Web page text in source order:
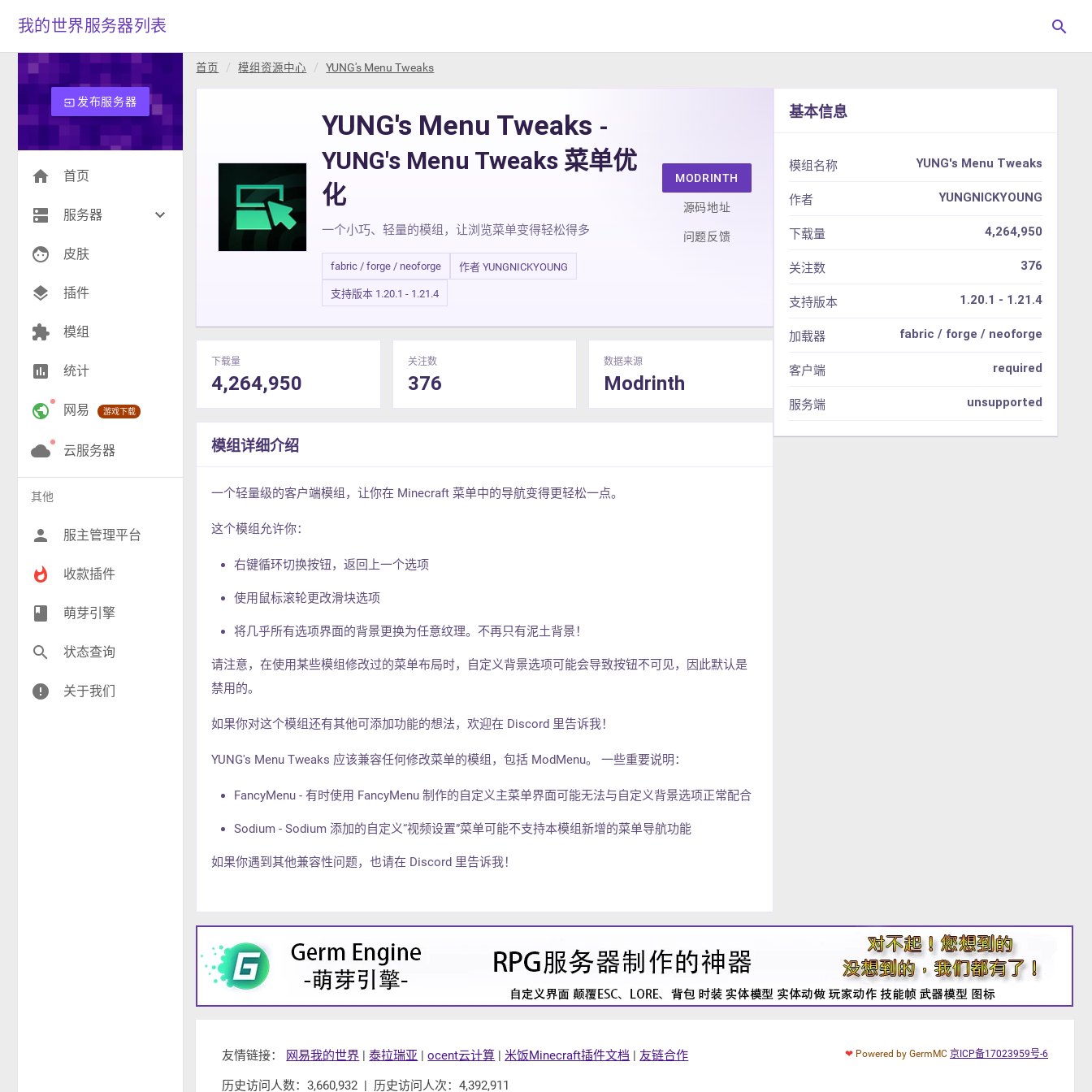
我的世界服务器列表 search
input发布服务器
home 首页
dns 服务器 keyboard_arrow_down
生存(238)
创造(8)
RPG(200)
小游戏(17)
神奇宝贝(26)
工业(9)
face 皮肤
layers 插件
extension 模组
insert_chart 统计
public 网易 游戏下载
cloud 云服务器
其他
person 服主管理平台
whatshot 收款插件
class 萌芽引擎
search 状态查询
error 关于我们
首页 模组资源中心 YUNG's Menu Tweaks
YUNG's Menu Tweaks -
YUNG's Menu Tweaks 菜单优
化
一个小巧、轻量的模组，让浏览菜单变得轻松得多
fabric / forge / neoforge 作者 YUNGNICKYOUNG
支持版本 1.20.1 - 1.21.4
MODRINTH
源码地址
问题反馈
下载量
4,264,950
关注数
376
数据来源
Modrinth
模组详细介绍
一个轻量级的客户端模组，让你在 Minecraft 菜单中的导航变得更轻松一点。
这个模组允许你：
右键循环切换按钮，返回上一个选项
使用鼠标滚轮更改滑块选项
将几乎所有选项界面的背景更换为任意纹理。不再只有泥土背景！
请注意，在使用某些模组修改过的菜单布局时，自定义背景选项可能会导致按钮不可见，因此默认是
禁用的。
如果你对这个模组还有其他可添加功能的想法，欢迎在 Discord 里告诉我！
YUNG's Menu Tweaks 应该兼容任何修改菜单的模组，包括 ModMenu。 一些重要说明：
FancyMenu - 有时使用 FancyMenu 制作的自定义主菜单界面可能无法与自定义背景选项正常配合
Sodium - Sodium 添加的自定义“视频设置”菜单可能不支持本模组新增的菜单导航功能
如果你遇到其他兼容性问题，也请在 Discord 里告诉我！
基本信息
模组名称 YUNG's Menu Tweaks
作者 YUNGNICKYOUNG
下载量 4,264,950
关注数 376
支持版本 1.20.1 - 1.21.4
加载器 fabric / forge / neoforge
客户端 required
服务端 unsupported
友情链接： 网易我的世界 |泰拉瑞亚 |ocent云计算 |米饭Minecraft插件文档 | 友链合作
历史访问人数：3,660,932 | 历史访问人次：4,392,911
❤ Powered by GermMC 京ICP备17023959号-6